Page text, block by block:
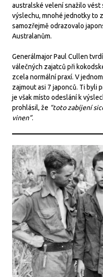
australské velení snažilo vést
výslechu, mnohé jednotky to
samozřejmě odrazovalo
Australanům.
Generálmajor Paul Cullen
válečných zajatců při
zcela normální praxí. V
zajmout asi 7 japonců. Ti byli
je však místo odeslání k
prohlásil, že “toto zabíjení
vinen”.